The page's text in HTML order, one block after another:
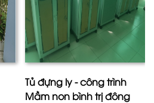
Tủ đựng ly - công trình
Mầm non bình trị đông